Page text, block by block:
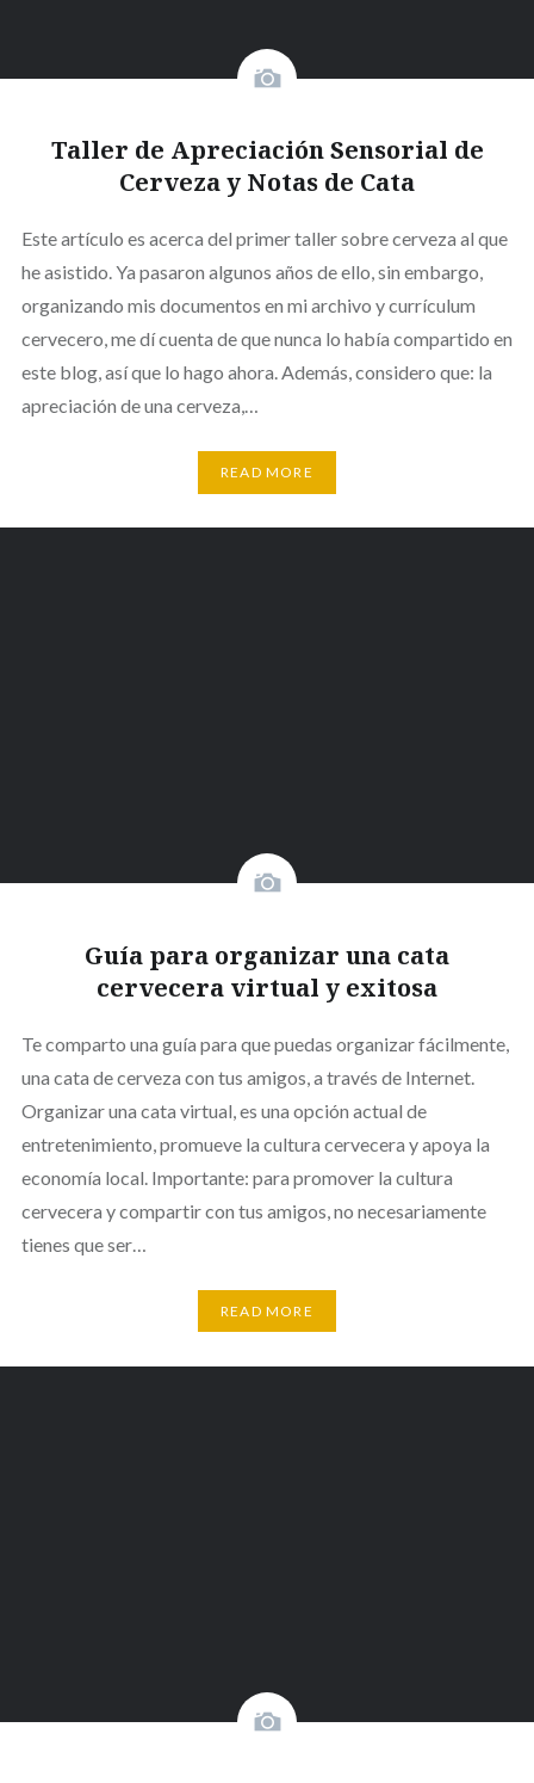
Taller de Apreciación Sensorial de
Cerveza y Notas de Cata
Este artículo es acerca del primer taller sobre cerveza al que
he asistido. Ya pasaron algunos años de ello, sin embargo,
organizando mis documentos en mi archivo y currículum
cervecero, me dí cuenta de que nunca lo había compartido en
este blog, así que lo hago ahora. Además, considero que: la
apreciación de una cerveza,…
READ MORE
Guía para organizar una cata
cervecera virtual y exitosa
Te comparto una guía para que puedas organizar fácilmente,
una cata de cerveza con tus amigos, a través de Internet.
Organizar una cata virtual, es una opción actual de
entretenimiento, promueve la cultura cervecera y apoya la
economía local. Importante: para promover la cultura
cervecera y compartir con tus amigos, no necesariamente
tienes que ser…
READ MORE